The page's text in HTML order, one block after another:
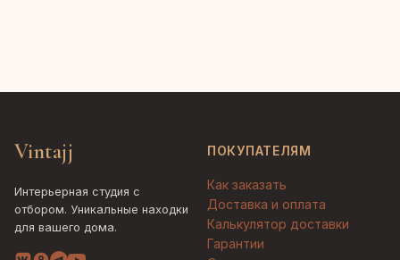
Vintajj
Интерьерная студия с
отбором. Уникальные находки
для вашего дома.
ПОКУПАТЕЛЯМ
Как заказать
Доставка и оплата
Калькулятор доставки
Гарантии